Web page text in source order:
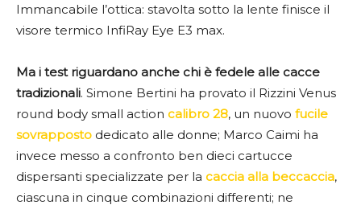
Immancabile l’ottica: stavolta sotto la lente finisce il
visore termico InfiRay Eye E3 max.
Ma i test riguardano anche chi è fedele alle cacce
tradizionali. Simone Bertini ha provato il Rizzini Venus
round body small action calibro 28, un nuovo fucile
sovrapposto dedicato alle donne; Marco Caimi ha
invece messo a confronto ben dieci cartucce
dispersanti specializzate per la caccia alla beccaccia,
ciascuna in cinque combinazioni differenti; ne